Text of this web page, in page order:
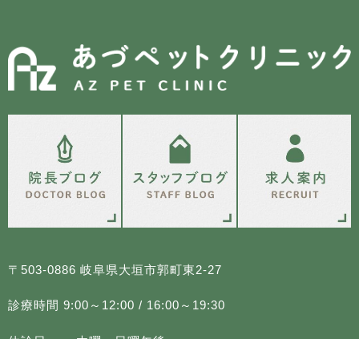
〒503-0886 岐阜県大垣市郭町東2-27
診療時間 9:00～12:00 / 16:00～19:30